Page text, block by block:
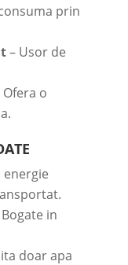
prin
– Usor de
Ofera o
in
doar apa